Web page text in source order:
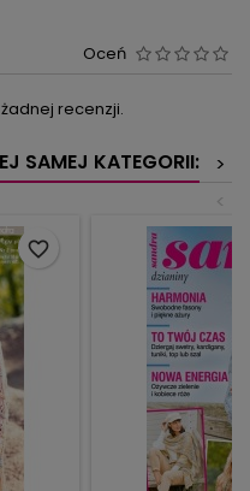
Oceń
recenzji.
SAMEJ KATEGORII:
>
<
favorite_border